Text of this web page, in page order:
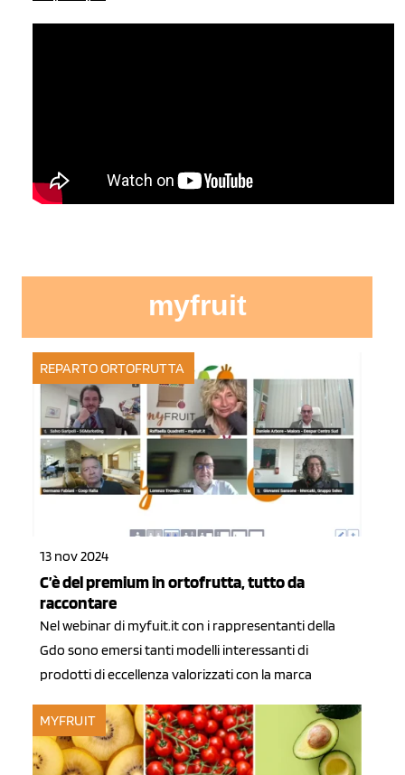
myfruit
REPARTO ORTOFRUTTA
13 nov 2024
C’è del premium in ortofrutta, tutto da
raccontare
Nel webinar di myfuit.it con i rappresentanti della
Gdo sono emersi tanti modelli interessanti di
prodotti di eccellenza valorizzati con la marca
MYFRUIT